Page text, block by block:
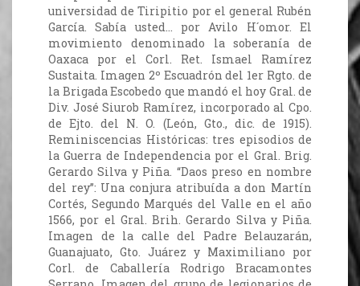
universidad de Tiripitio por el general Rubén
García. Sabía usted… por Avilo H´omor. El
movimiento denominado la soberanía de
Oaxaca por el Corl. Ret. Ismael Ramírez
Sustaita. Imagen 2º Escuadrón del 1er Rgto. de
la Brigada Escobedo que mandó el hoy Gral. de
Div. José Siurob Ramírez, incorporado al Cpo.
de Ejto. del N. O. (León, Gto., dic. de 1915).
Reminiscencias Históricas: tres episodios de
la Guerra de Independencia por el Gral. Brig.
Gerardo Silva y Piña. “Daos preso en nombre
del rey”: Una conjura atribuída a don Martín
Cortés, Segundo Marqués del Valle en el año
1566, por el Gral. Brih. Gerardo Silva y Piña.
Imagen de la calle del Padre Belauzarán,
Guanajuato, Gto. Juárez y Maximiliano por
Corl. de Caballería Rodrigo Bracamontes